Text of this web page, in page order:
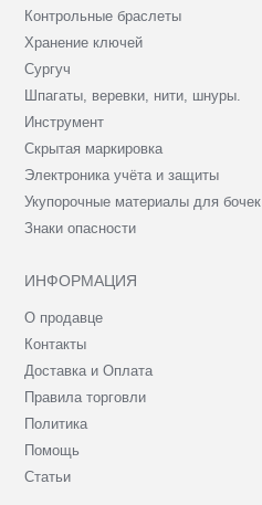
Контрольные браслеты
Хранение ключей
Сургуч
Шпагаты, веревки, нити, шнуры.
Инструмент
Скрытая маркировка
Электроника учёта и защиты
Укупорочные материалы для бочек
Знаки опасности
ИНФОРМАЦИЯ
О продавце
Контакты
Доставка и Оплата
Правила торговли
Политика
Помощь
Статьи